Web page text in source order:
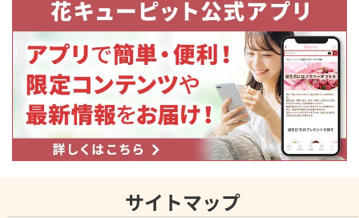
サイトマップ